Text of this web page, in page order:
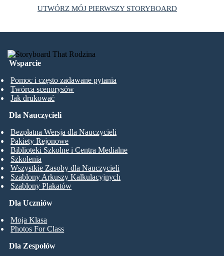
UTWÓRZ MÓJ PIERWSZY STORYBOARD
Wsparcie
Pomoc i często zadawane pytania
Twórca scenorysów
Jak drukować
Dla Uczniów
Moja Klasa
Photos For Class
Dla Nauczycieli
Bezpłatna Wersja dla Nauczycieli
Pakiety Rejonowe
Biblioteki Szkolne i Centra Medialne
Szkolenia
Wszystkie Zasoby dla Nauczycieli
Szablony Arkuszy Kalkulacyjnych
Szablony Plakatów
Dla Zespołów